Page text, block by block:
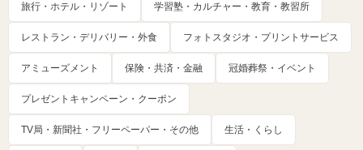
旅行・ホテル・リゾート 学習塾・カルチャー・教育・教習所
レストラン・デリバリー・外食 フォトスタジオ・プリントサービス
アミューズメント 保険・共済・金融 冠婚葬祭・イベント
プレゼントキャンペーン・クーポン
TV局・新聞社・フリーペーパー・その他 生活・くらし